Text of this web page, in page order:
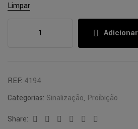
Limpar
Adicionar
REF: 4194
Categorias: Sinalização, Proíbição
Share:
Facebook
TwitterLinkedinGoogle+Pinterest